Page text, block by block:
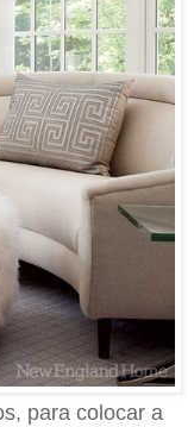
para colocar a